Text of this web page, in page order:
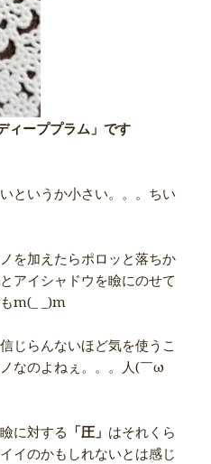
ィーププラム」です
というか小さい。。。ちい
を加えたらポロッと落ちか
アイシャドウを瞼にのせて
m(_ _)m
じらんないほど気を使うこ
なのよねぇ。。。人(￣ω
に対する 「圧」 はそれくら
イのかもしれないとは感じ